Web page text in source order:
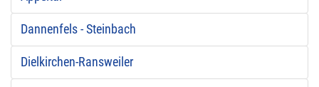
Dannenfels - Steinbach
Dielkirchen-Ransweiler